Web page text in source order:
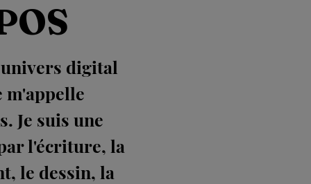
digital
m'appelle
Je suis une
l'écriture, la
le dessin, la